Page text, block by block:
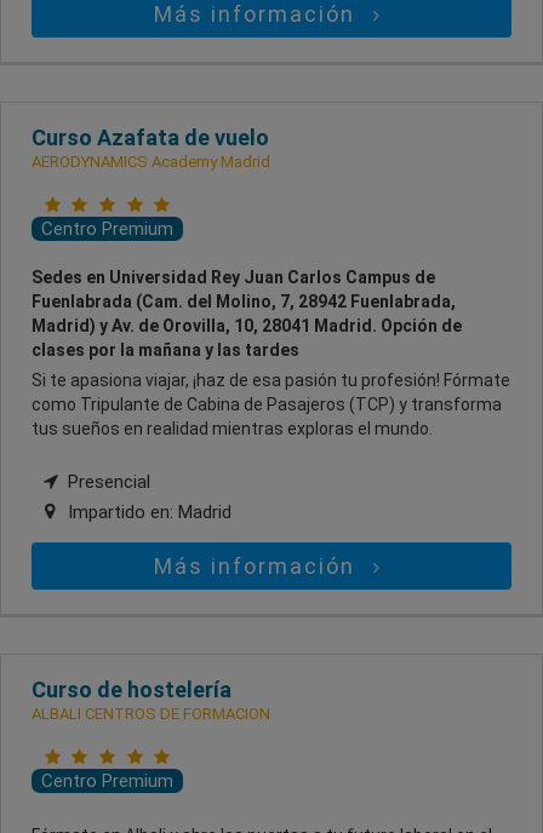
Más información
Curso Azafata de vuelo
AERODYNAMICS Academy Madrid
Centro Premium
Sedes en Universidad Rey Juan Carlos Campus de
Fuenlabrada (Cam. del Molino, 7, 28942 Fuenlabrada,
Madrid) y Av. de Orovilla, 10, 28041 Madrid. Opción de
clases por la mañana y las tardes
Si te apasiona viajar, ¡haz de esa pasión tu profesión! Fórmate
como Tripulante de Cabina de Pasajeros (TCP) y transforma
tus sueños en realidad mientras exploras el mundo.
Presencial
Impartido en: Madrid
Más información
Curso de hostelería
ALBALI CENTROS DE FORMACION
Centro Premium